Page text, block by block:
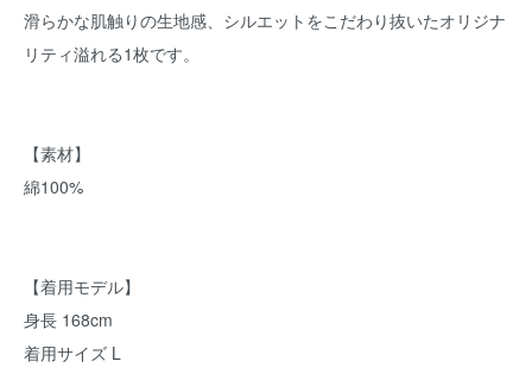
滑らかな肌触りの生地感、シルエットをこだわり抜いたオリジナ
リティ溢れる1枚です。
【素材】
綿100%
【着用モデル】
身長 168cm
着用サイズ L